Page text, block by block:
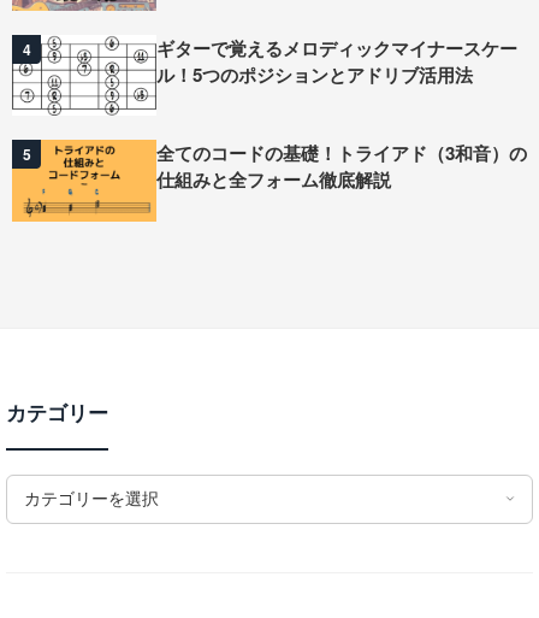
4
ギターで覚えるメロディックマイナースケー
ル！5つのポジションとアドリブ活用法
5
全てのコードの基礎！トライアド（3和音）の
仕組みと全フォーム徹底解説
カテゴリー
カテゴリーを選択